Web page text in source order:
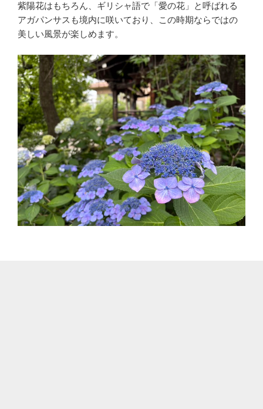
紫陽花はもちろん、ギリシャ語で「愛の花」と呼ばれる
アガパンサスも境内に咲いており、この時期ならではの
美しい風景が楽しめます。